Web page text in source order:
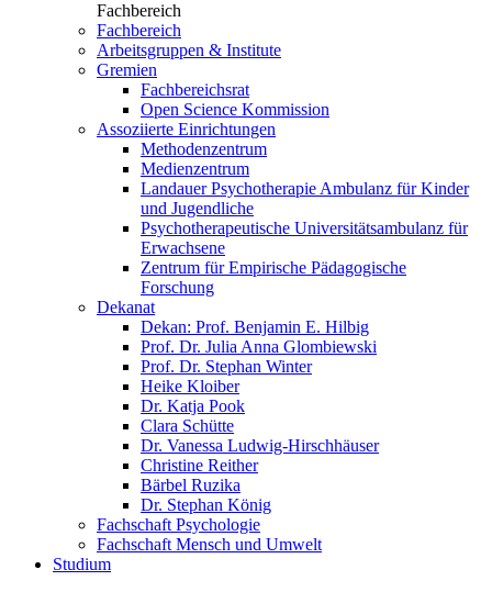
Fachbereich
Fachbereich
Arbeitsgruppen & Institute
Gremien
Fachbereichsrat
Open Science Kommission
Assoziierte Einrichtungen
Methodenzentrum
Medienzentrum
Landauer Psychotherapie Ambulanz für Kinder
und Jugendliche
Psychotherapeutische Universitätsambulanz für
Erwachsene
Zentrum für Empirische Pädagogische
Forschung
Dekanat
Dekan: Prof. Benjamin E. Hilbig
Prof. Dr. Julia Anna Glombiewski
Prof. Dr. Stephan Winter
Heike Kloiber
Dr. Katja Pook
Clara Schütte
Dr. Vanessa Ludwig-Hirschhäuser
Christine Reither
Bärbel Ruzika
Dr. Stephan König
Fachschaft Psychologie
Fachschaft Mensch und Umwelt
Studium